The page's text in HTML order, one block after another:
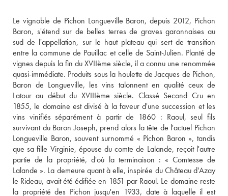
Le vignoble de Pichon Longueville Baron, depuis 2012, Pichon
Baron, s'étend sur de belles terres de graves garonnaises au
sud de l'appellation, sur le haut plateau qui sert de transition
entre la commune de Pauillac et celle de Saint-Julien. Planté de
vignes depuis la fin du XVIIème siècle, il a connu une renommée
quasi-immédiate. Produits sous la houlette de Jacques de Pichon,
Baron de Longueville, les vins talonnent en qualité ceux de
Latour au début du XVIIIème siècle. Classé Second Cru en
1855, le domaine est divisé à la faveur d'une succession et les
vins vinifiés séparément à partir de 1860 : Raoul, seul fils
survivant du Baron Joseph, prend alors la tête de l'actuel Pichon
Longueville Baron, souvent surnommé « Pichon Baron », tandis
que sa fille Virginie, épouse du comte de Lalande, reçoit l'autre
partie de la propriété, d'où la terminaison : « Comtesse de
Lalande ». La demeure quant à elle, inspirée du Château d'Azay
le Rideau, avait été édifiée en 1851 par Raoul. Le domaine reste
la propriété des Pichon jusqu'en 1933, date à laquelle il est